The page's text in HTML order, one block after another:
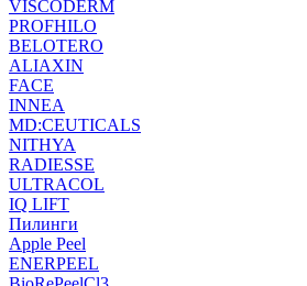
VISCODERM
PROFHILO
BELOTERO
ALIAXIN
FACE
INNEA
MD:CEUTICALS
NITHYA
RADIESSE
ULTRACOL
IQ LIFT
Пилинги
Apple Peel
ENERPEEL